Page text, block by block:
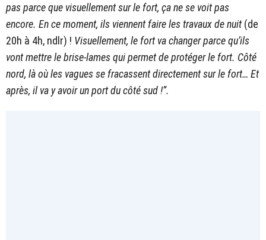
pas parce que visuellement sur le fort, ça ne se voit pas
encore. En ce moment, ils viennent faire les travaux de nuit(de
20h à 4h, ndlr) ! Visuellement, le fort va changer parce qu’ils
vont mettre le brise-lames qui permet de protéger le fort. Côté
nord, là où les vagues se fracassent directement sur le fort… Et
après, il va y avoir un port du côté sud !”.